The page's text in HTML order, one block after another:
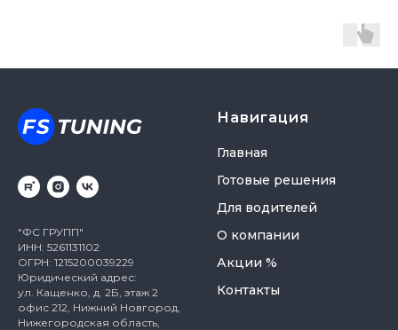
"ФС ГРУПП"
ИНН: 5261131102
ОГРН: 1215200039229
Юридический адрес:
ул. Кащенко, д. 2Б, этаж 2
офис 212, Нижний Новгород,
Нижегородская область,
Навигация
Главная
Готовые решения
Для водителей
О компании
Акции %
Контакты